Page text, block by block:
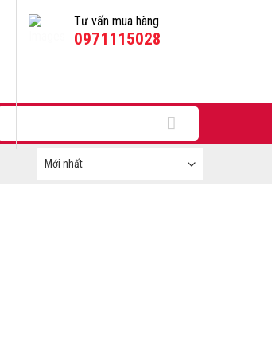
Tư vấn mua hàng
0971115028